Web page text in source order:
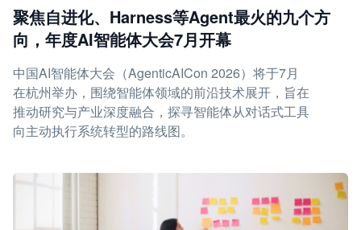
聚焦自进化、Harness等Agent最火的九个方
向，年度AI智能体大会7月开幕
中国AI智能体大会（AgenticAICon 2026）将于7月
在杭州举办，围绕智能体领域的前沿技术展开，旨在
推动研究与产业深度融合，探寻智能体从对话式工具
向主动执行系统转型的路线图。